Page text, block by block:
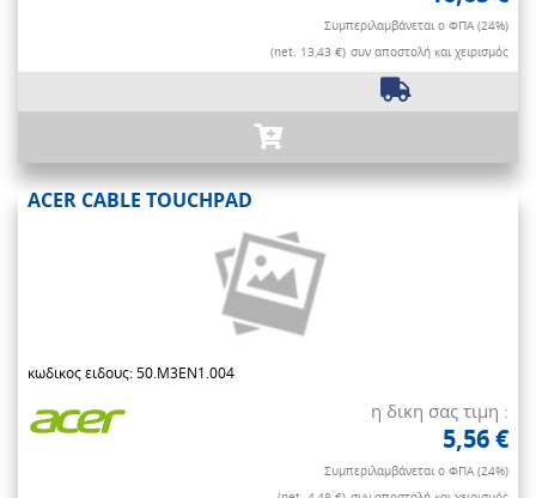
Συμπεριλαμβάνεται ο ΦΠΑ (24%)
(net. 13,43 €) συν αποστολή και χειρισμός
ACER CABLE TOUCHPAD
κωδικος ειδους: 50.M3EN1.004
η δικη σας τιμη :
5,56 €
Συμπεριλαμβάνεται ο ΦΠΑ (24%)